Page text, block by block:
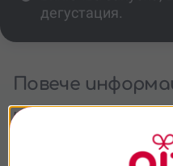
дегустация.
Повече
Какво включва
Какво мога да